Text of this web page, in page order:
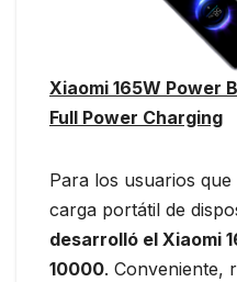
Xiaomi 165W Power
Full Power Charging
Para los usuarios
carga portátil de
desarrolló el Xiaomi
10000. Conveniente,